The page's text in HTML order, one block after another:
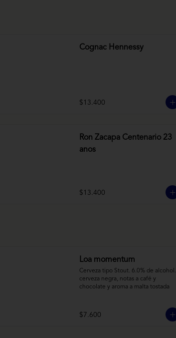
Cognac Hennessy
$13.400
Ron Zacapa Centenario 23
anos
$13.400
Loa momentum
Cerveza tipo Stout. 6.0% de alcohol.
cerveza negra, notas a café y
chocolate y aroma a malta tostada
$7.600